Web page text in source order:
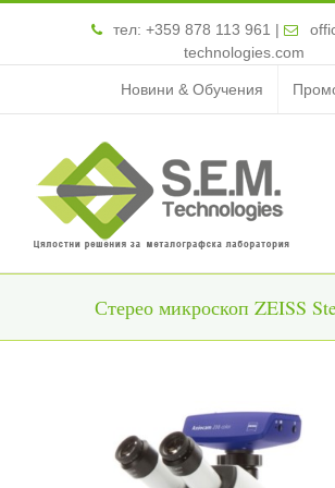
тел: +359 878 113 961 |
technologies.com
Новини & Обучения
Стерео микроскоп ZEISS